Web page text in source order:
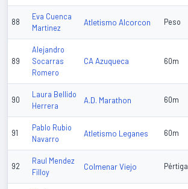
88
Eva Cuenca
Martinez
Atletismo Alcorcon Peso
89
Alejandro
Socarras
Romero
CA Azuqueca 60m
90
Laura Bellido
Herrera
A.D. Marathon 60m
91
Pablo Rubio
Navarro
Atletismo Leganes 60m
92
Raul Mendez
Filloy
Colmenar Viejo Pértiga